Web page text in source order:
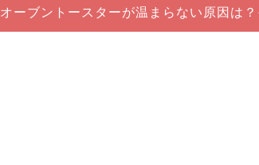
オーブントースターが温まらない原因は